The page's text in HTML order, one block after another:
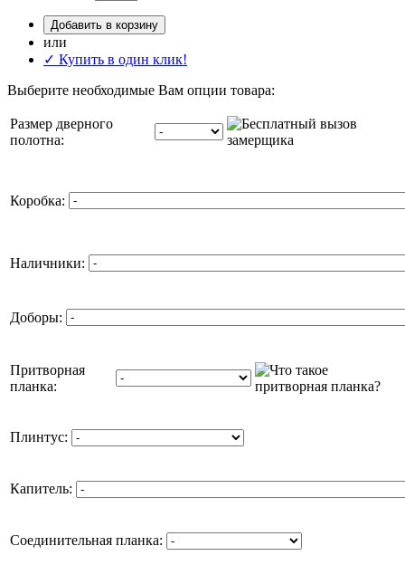
Добавить в корзину
или
✓ Купить в один клик!
Выберите необходимые Вам опции товара:
Размер дверного
полотна:
Коробка:
Наличники:
Доборы:
Притворная
планка:
Плинтус:
Капитель:
Соединительная планка: